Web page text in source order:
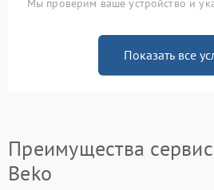
Мы проверим ваше устройство и
Показать все
Преимущества
Beko